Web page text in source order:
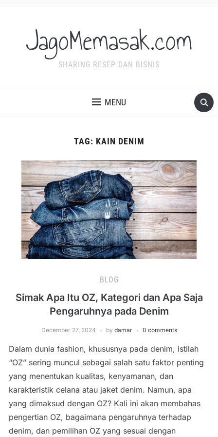
JagoMemasak.com
SHARING RESEP DAN BISNIS
MENU
TAG: KAIN DENIM
BLOG
Simak Apa Itu OZ, Kategori dan Apa Saja
Pengaruhnya pada Denim
December 27, 2024 by damar 0 comments
Dalam dunia fashion, khususnya pada denim, istilah
“OZ” sering muncul sebagai salah satu faktor penting
yang menentukan kualitas, kenyamanan, dan
karakteristik celana atau jaket denim. Namun, apa
yang dimaksud dengan OZ? Kali ini akan membahas
pengertian OZ, bagaimana pengaruhnya terhadap
denim, dan pemilihan OZ yang sesuai dengan